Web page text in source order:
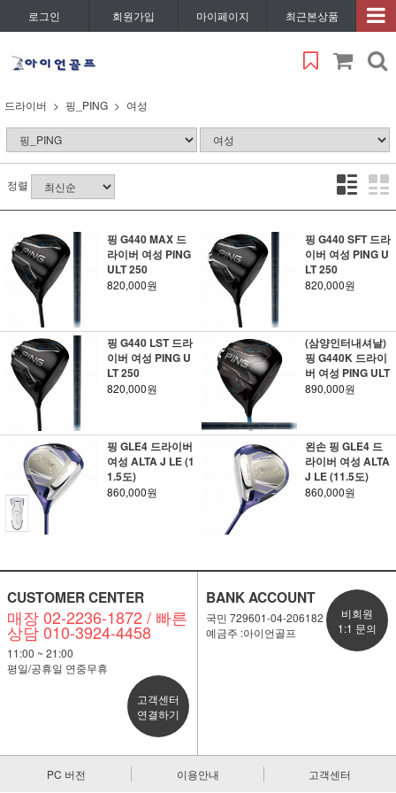
로그인 회원가입 마이페이지 최근본상품
드라이버 핑_PING 여성
정렬
핑 G440 MAX 드
라이버 여성 PING
ULT 250
820,000원
핑 G440 SFT 드라
이버 여성 PING U
LT 250
820,000원
핑 G440 LST 드라
이버 여성 PING U
LT 250
820,000원
(삼양인터내셔날)
핑 G440K 드라이
버 여성 PING ULT
890,000원
핑 GLE4 드라이버
여성 ALTA J LE (1
1.5도)
860,000원
왼손 핑 GLE4 드
라이버 여성 ALTA
J LE (11.5도)
860,000원
CUSTOMER CENTER
매장 02-2236-1872 / 빠른
상담 010-3924-4458
11:00 ~ 21:00
평일/공휴일 연중무휴
고객센터
연결하기
BANK ACCOUNT
국민 729601-04-206182
예금주 :아이언골프
비회원
1:1 문의
PC 버전 이용안내 고객센터